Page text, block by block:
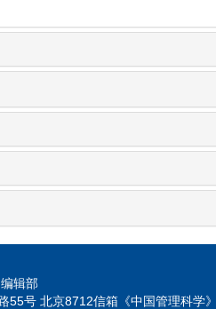
辑部
55号 北京8712信箱《中国管理科